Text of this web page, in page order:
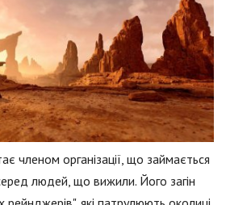
членом організації, що займається
людей, що вижили. Його загін